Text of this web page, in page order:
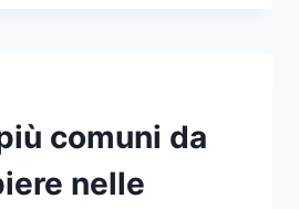
comuni da
nelle